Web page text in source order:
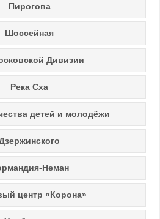
Пирогова
Шоссейная
Дивизии
Река Сха
детей и молодёжи
Неман
центр «Корона»